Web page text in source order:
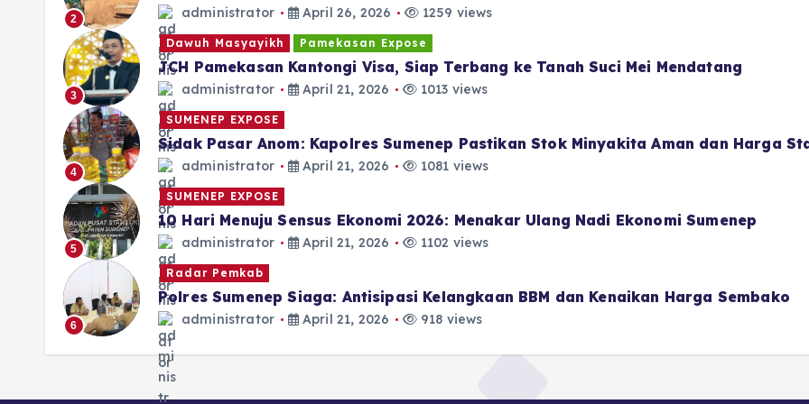
2 administrator April 26, 2026 1259 views
3
Dawuh Masyayikh Pamekasan Expose
JCH Pamekasan Kantongi Visa, Siap Terbang ke Tanah Suci Mei Mendatang
administrator April 21, 2026 1013 views
4
SUMENEP EXPOSE
Sidak Pasar Anom: Kapolres Sumenep Pastikan Stok Minyakita Aman dan Harga
administrator April 21, 2026 1081 views
5
SUMENEP EXPOSE
10 Hari Menuju Sensus Ekonomi 2026: Menakar Ulang Nadi Ekonomi Sumenep
administrator April 21, 2026 1102 views
6
Radar Pemkab
Polres Sumenep Siaga: Antisipasi Kelangkaan BBM dan Kenaikan Harga Sembako
administrator April 21, 2026 918 views